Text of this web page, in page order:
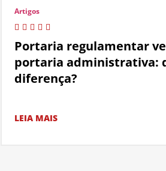
Artigos
Portaria regulamentar
portaria administrativa:
diferença?
LEIA MAIS